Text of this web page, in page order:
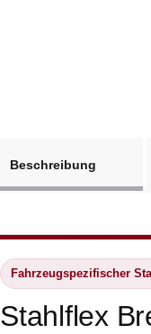
Beschreibung
Fahrzeugspezifischer
Stahlflex